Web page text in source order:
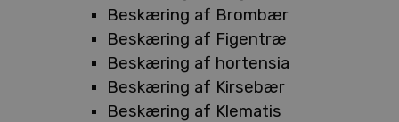
Beskæring af Brombær
Beskæring af Figentræ
Beskæring af hortensia
Beskæring af Kirsebær
Beskæring af Klematis